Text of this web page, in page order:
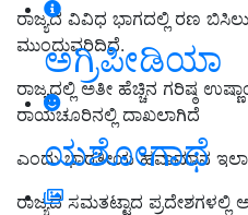
ಅಗ್ರಿಪೀಡಿಯಾ
ಯಶೋಗಾಥೆ
ರಾಜ್ಯದ ವಿವಿಧ ಭಾಗದಲ್ಲಿ ರಣ
ಮುಂದುವರಿದಿದೆ.
ರಾಜ್ಯದಲ್ಲಿ ಅತೀ ಹೆಚ್ಚಿನ ಗರಿಷ್ಠ
ರಾಯಚೂರಿನಲ್ಲಿ ದಾಖಲಾಗಿದೆ
ಎಂದು ಭಾರತೀಯ ಹವಾಮಾನ
ರಾಜ್ಯದ ಸಮತಟ್ಟಾದ ಪ್ರದೇಶಗಳಲ್ಲಿ